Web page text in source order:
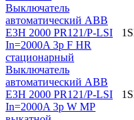
Выключатель
автоматический ABB
E3H 2000 PR121/P-LSI
In=2000A 3p F HR
стационарный
Выключатель
автоматический ABB
E3H 2000 PR121/P-LSI
In=2000A 3p W MP